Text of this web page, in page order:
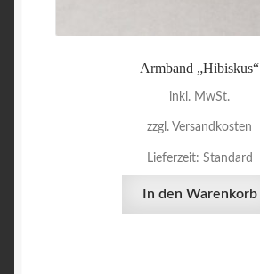
Armband „Hibiskus“
inkl. MwSt.
zzgl. Versandkosten
Lieferzeit: Standard
In den Warenkorb